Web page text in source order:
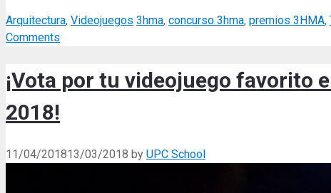
Categories
Arquitectura, Videojuegos Tags
3hma, concurso 3hma, premios 3HMA,
Comments
¡Vota por tu videojuego favorito
2018!
11/04/201813/03/2018 by UPC School